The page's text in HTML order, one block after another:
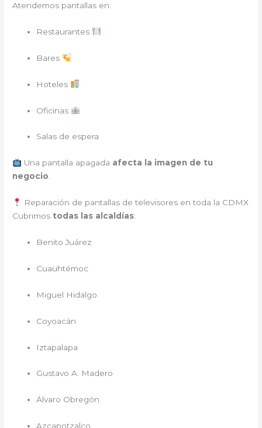
Atendemos pantallas en:
Restaurantes
Bares
Hoteles
Oficinas
Salas de espera
Una pantalla apagada afecta la imagen de tu
negocio.
Reparación de pantallas de televisores en toda la CDMX
Cubrimos todas las alcaldías:
Benito Juárez
Cuauhtémoc
Miguel Hidalgo
Coyoacán
Iztapalapa
Gustavo A. Madero
Álvaro Obregón
Azcapotzalco